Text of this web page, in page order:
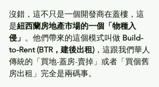
沒錯，這不只是一個開發商在蓋樓，這
是紐西蘭房地產市場的一個「物種入
侵」 。他們帶來的這個模式叫做 Build-
to-Rent (BTR，建後出租) ，這跟我們華人
傳統的「買地-蓋房-賣掉」或者「買個舊
房出租」完全是兩碼事。